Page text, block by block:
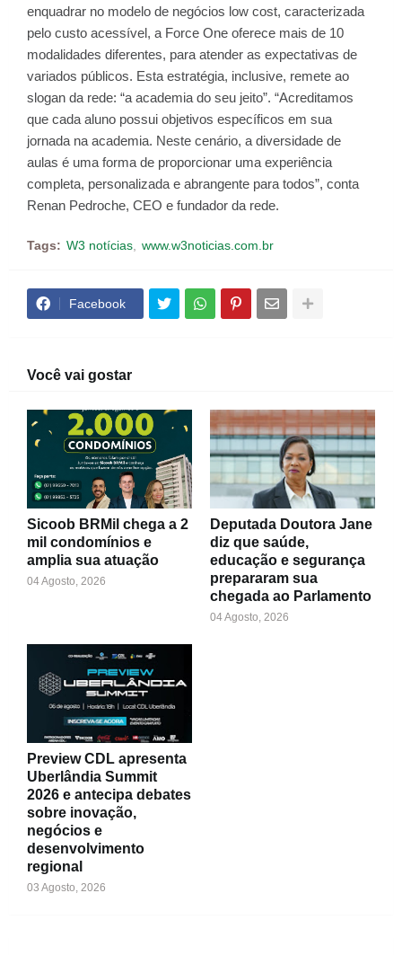
enquadrar no modelo de negócios low cost, caracterizada
pelo custo acessível, a Force One oferece mais de 10
modalidades diferentes, para atender as expectativas de
variados públicos. Esta estratégia, inclusive, remete ao
slogan da rede: “a academia do seu jeito”. “Acreditamos
que cada aluno possui objetivos específicos em sua
jornada na academia. Neste cenário, a diversidade de
aulas é uma forma de proporcionar uma experiência
completa, personalizada e abrangente para todos”, conta
Renan Pedroche, CEO e fundador da rede.
Tags: W3 notícias www.w3noticias.com.br
Facebook
Você vai gostar
Sicoob BRMil chega a 2
mil condomínios e
amplia sua atuação
04 Agosto, 2026
Deputada Doutora Jane
diz que saúde,
educação e segurança
prepararam sua
chegada ao Parlamento
04 Agosto, 2026
Preview CDL apresenta
Uberlândia Summit
2026 e antecipa debates
sobre inovação,
negócios e
desenvolvimento
regional
03 Agosto, 2026